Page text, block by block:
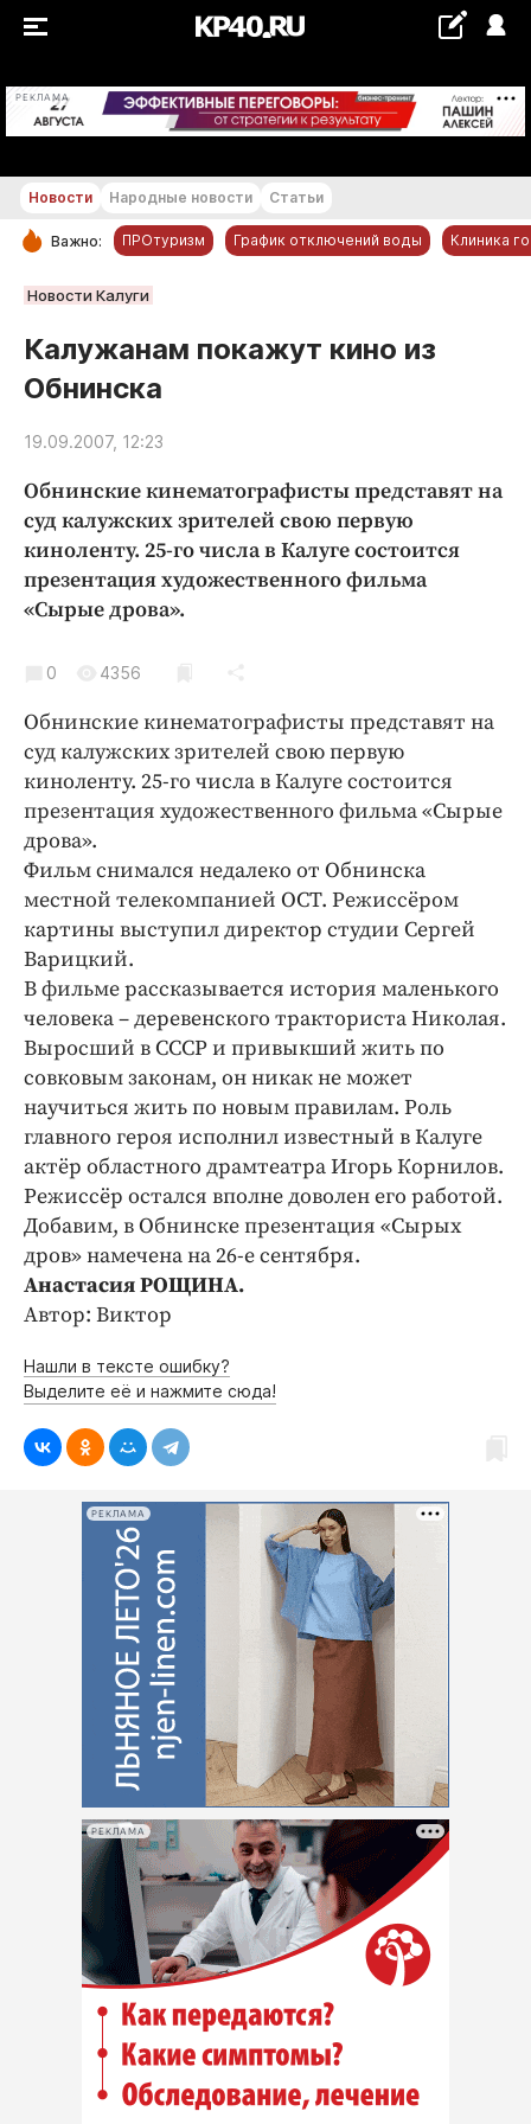
РЕКЛАМА +28...+29 °С
РУБРИКИ
Новости компаний
Статьи
Народные новости
Благоустройство
Криминал
Культура
Недвижимость и ЖКХ
Погода
Праздники
Происшествия
Спорт
Экономика и бизнес
ПРОЕКТЫ
Блоги
Издания
Медиаперсона
Интересное чтиво
Клиника года
Бренд года
Работодатель года
Новости Народные новости Статьи
Важно: ПРОтуризм График отключений воды Клиника
Новости Калуги
Калужанам покажут кино из
Обнинска
19.09.2007, 12:23
Обнинские кинематографисты представят на
суд калужских зрителей свою первую
киноленту. 25-го числа в Калуге состоится
презентация художественного фильма
«Сырые дрова».
0 4356
Обнинские кинематографисты представят на
суд калужских зрителей свою первую
киноленту. 25-го числа в Калуге состоится
презентация художественного фильма «Сырые
дрова».
Фильм снимался недалеко от Обнинска
местной телекомпанией ОСТ. Режиссёром
картины выступил директор студии Сергей
Варицкий.
В фильме рассказывается история маленького
человека – деревенского тракториста Николая.
Выросший в СССР и привыкший жить по
совковым законам, он никак не может
научиться жить по новым правилам. Роль
главного героя исполнил известный в Калуге
актёр областного драмтеатра Игорь Корнилов.
Режиссёр остался вполне доволен его работой.
Добавим, в Обнинске презентация «Сырых
дров» намечена на 26-е сентября.
Анастасия РОЩИНА.
Автор: Виктор
Нашли в тексте ошибку?
Выделите её и нажмите сюда!
РЕКЛАМА
РЕКЛАМА